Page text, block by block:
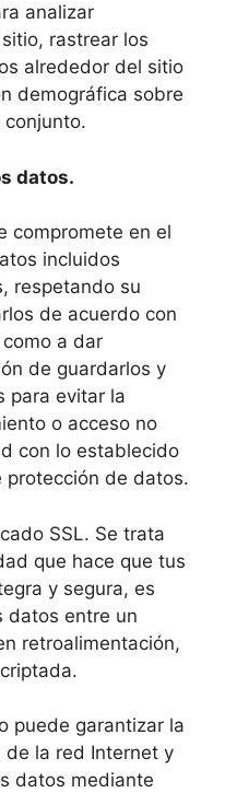
analizar
rastrear los
alrededor del sitio
demográfica sobre
datos.
compromete en el
incluidos
respetando su
de acuerdo con
a dar
de guardarlos y
para evitar la
o acceso no
con lo establecido
protección de datos.
SSL. Se trata
que hace que tus
y segura, es
datos entre un
retroalimentación,
puede garantizar la
la red Internet y
datos mediante